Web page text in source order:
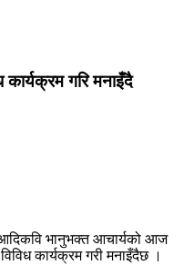
गरि मनाइँदै
भानुभक्त आचार्यको आज
कार्यक्रम गरी मनाइँदैछ ।